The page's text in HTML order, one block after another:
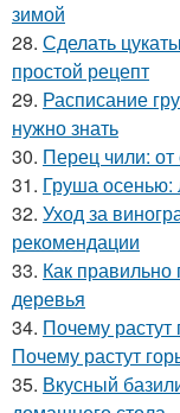
зимой
28. Сделать
простой рецепт
29. Расписание
нужно знать
30. Перец чили:
31. Груша осенью:
32. Уход за
рекомендации
33. Как
деревья
34. Почему растут
Почему растут
35. Вкусный